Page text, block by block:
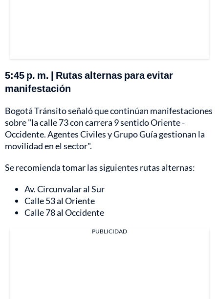
5:45 p. m. | Rutas alternas para evitar
manifestación
Bogotá Tránsito señaló que continúan manifestaciones
sobre "la calle 73 con carrera 9 sentido Oriente -
Occidente. Agentes Civiles y Grupo Guía gestionan la
movilidad en el sector".
Se recomienda tomar las siguientes rutas alternas:
Av. Circunvalar al Sur
Calle 53 al Oriente
Calle 78 al Occidente
PUBLICIDAD